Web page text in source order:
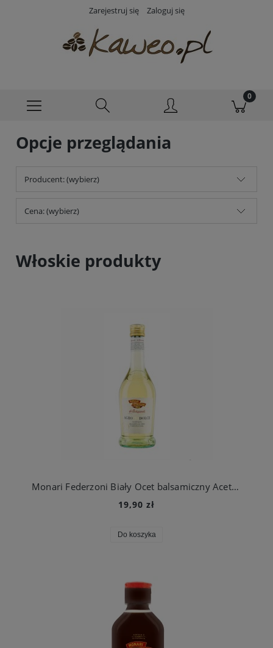
Zarejestruj się Zaloguj się
Opcje przeglądania
Producent: (wybierz)
Cena: (wybierz)
Włoskie produkty
Monari Federzoni Biały Ocet balsamiczny Aceto Balsamico Di Modena AGRO PIU DOLCE 500ml
19,90 zł
Do koszyka